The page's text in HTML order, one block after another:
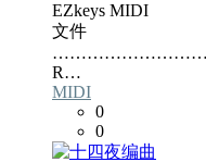
EZkeys MIDI
文件
R…
MIDI
0
0